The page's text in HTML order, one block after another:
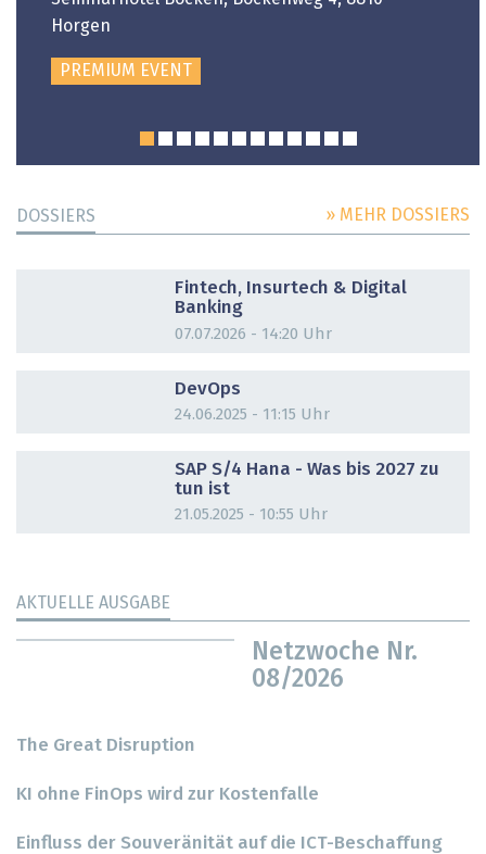
Horgen
PREMIUM EVENT
DOSSIERS » MEHR DOSSIERS
Fintech, Insurtech & Digital
Banking
07.07.2026 - 14:20 Uhr
DevOps
24.06.2025 - 11:15 Uhr
SAP S/4 Hana - Was bis 2027 zu
tun ist
21.05.2025 - 10:55 Uhr
AKTUELLE AUSGABE
Netzwoche Nr.
08/2026
The Great Disruption
KI ohne FinOps wird zur Kostenfalle
Einfluss der Souveränität auf die ICT-Beschaffung